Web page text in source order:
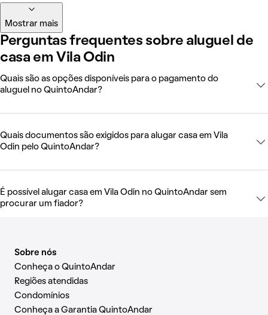
Mostrar mais
Perguntas frequentes sobre aluguel de
casa em Vila Odin
Quais são as opções disponíveis para o pagamento do
aluguel no QuintoAndar?
Quais documentos são exigidos para alugar casa em Vila
Odin pelo QuintoAndar?
É possível alugar casa em Vila Odin no QuintoAndar sem
procurar um fiador?
Sobre nós
Conheça o QuintoAndar
Regiões atendidas
Condomínios
Conheça a Garantia QuintoAndar